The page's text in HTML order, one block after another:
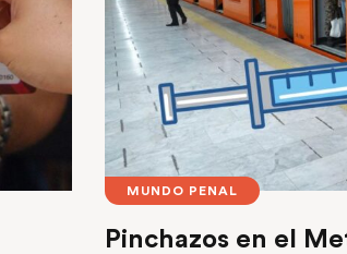
MUNDO PENAL
Pinchazos en el